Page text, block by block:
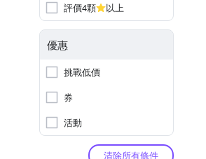
評價4顆
以上
優惠
挑戰低價
券
活動
清除所有條件